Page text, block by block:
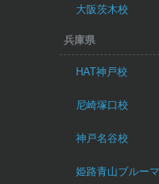
大阪茨木校
兵庫県
HAT神戸校
尼崎塚口校
神戸名谷校
姫路青山ブルー